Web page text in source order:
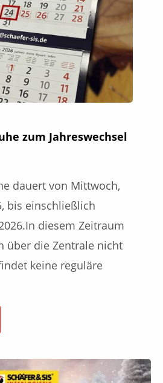
zum Jahreswechsel
dauert von Mittwoch,
bis einschließlich
diesem Zeitraum
über die Zentrale nicht
keine reguläre